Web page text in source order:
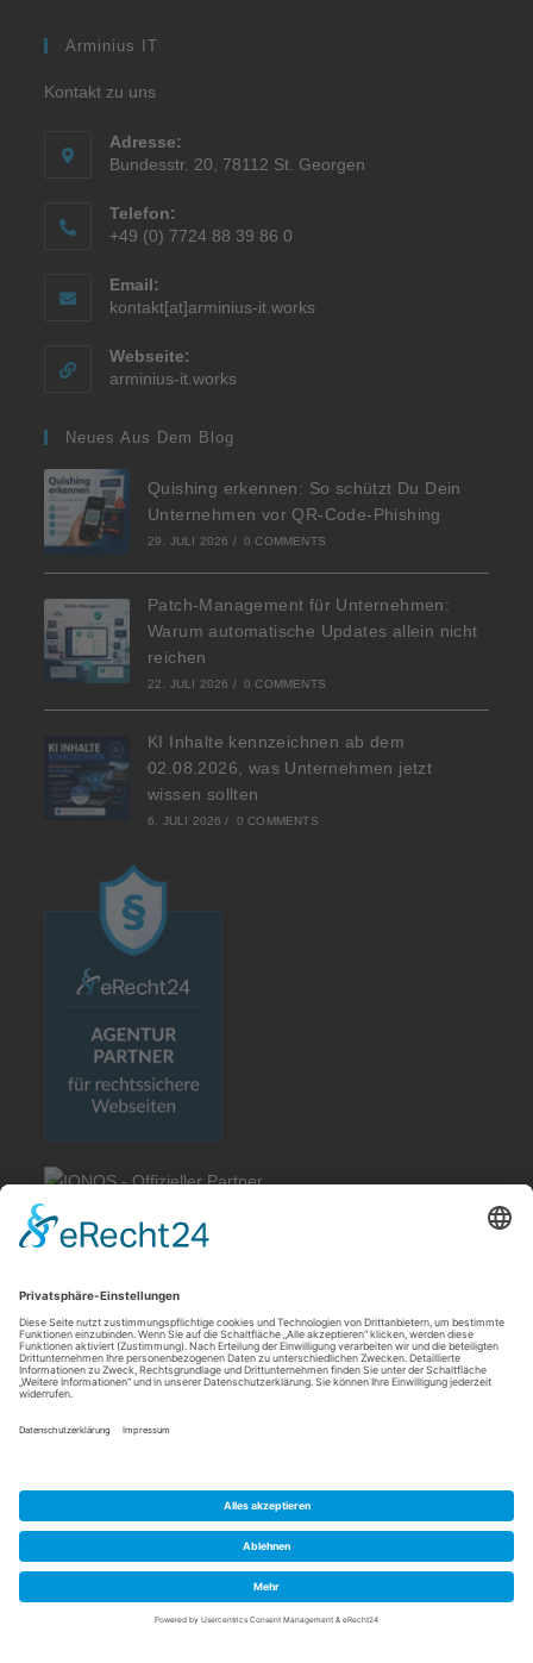
Arminius IT
Kontakt zu uns
Adresse:
Bundesstr. 20, 78112 St. Georgen
Telefon:
+49 (0) 7724 88 39 86 0
Email:
kontakt[at]arminius-it.works
Webseite:
arminius-it.works
Neues Aus Dem Blog
Quishing erkennen: So schützt Du Dein
Unternehmen vor QR-Code-Phishing
29. JULI 2026 / 0 COMMENTS
Patch-Management für Unternehmen:
Warum automatische Updates allein nicht
reichen
22. JULI 2026 / 0 COMMENTS
KI Inhalte kennzeichnen ab dem
02.08.2026, was Unternehmen jetzt
wissen sollten
6. JULI 2026 / 0 COMMENTS
Rechtliches
Allgemeine Geschäftsbedingungen
Impressum
Datenschutzerklärung
Cookie-Einstellungen
Quick Links